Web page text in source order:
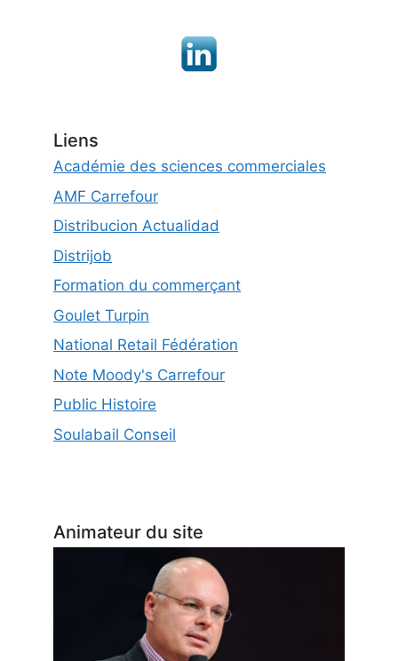
Liens
Académie des sciences commerciales
AMF Carrefour
Distribucion Actualidad
Distrijob
Formation du commerçant
Goulet Turpin
National Retail Fédération
Note Moody's Carrefour
Public Histoire
Soulabail Conseil
Animateur du site